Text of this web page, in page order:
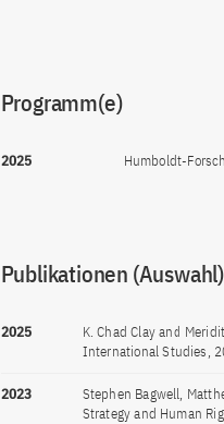
Programm(e)
2025 Humboldt-
Publikationen (Auswahl)
2025
K. Chad Clay and
International Studies,
2023
Stephen Bagwell,
Strategy and Human